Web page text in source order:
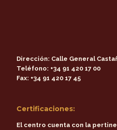
Dirección: Calle General
Teléfono: +34 91 420 17 00
Fax: +34 91 420 17 45
Certificaciones:
El centro cuenta con la